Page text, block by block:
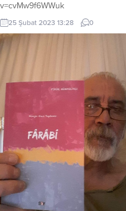
v=cvMw9f6WWuk
25 Şubat 2023 13:28 0